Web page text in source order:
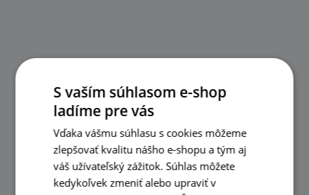
S vaším súhlasom e-shop
ladíme pre vás
Vďaka vášmu súhlasu s cookies môžeme
zlepšovať kvalitu nášho e-shopu a tým aj
váš užívateľský zážitok. Súhlas môžete
kedykoľvek zmeniť alebo upraviť v